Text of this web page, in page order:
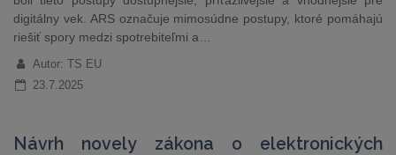
digitálny vek. ARS označuje mimosúdne postupy, ktoré pomáhajú
riešiť spory medzi spotrebiteľmi a…
Autor: TS EU
23.7.2025
Návrh novely zákona o elektronických